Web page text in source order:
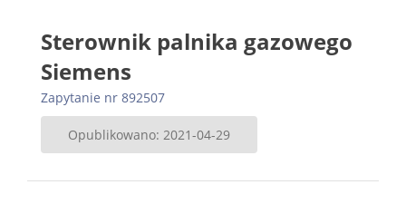
Sterownik palnika gazowego
Siemens
Zapytanie nr 892507
Opublikowano: 2021-04-29